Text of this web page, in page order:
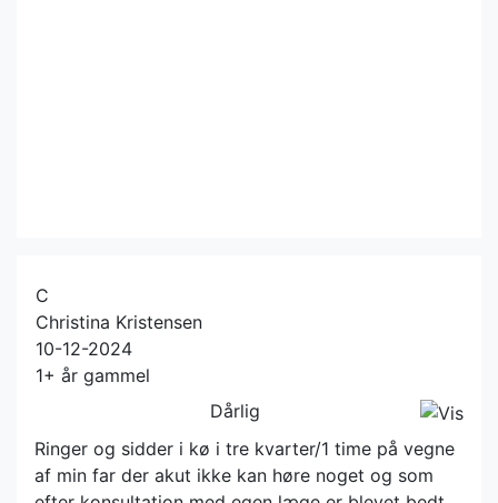
C
Christina Kristensen
10-12-2024
1+ år gammel
Dårlig
Ringer og sidder i kø i tre kvarter/1 time på vegne
af min far der akut ikke kan høre noget og som